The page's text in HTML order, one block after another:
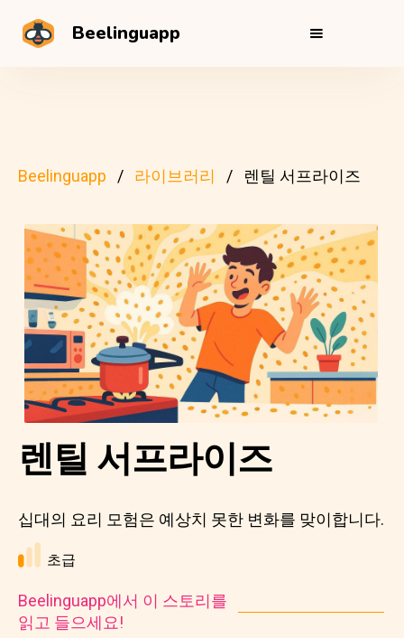
Beelinguapp
Beelinguapp 라이브러리 렌틸 서프라이즈
렌틸 서프라이즈
십대의 요리 모험은 예상치 못한 변화를 맞이합니다.
초급
Beelinguapp에서 이 스토리를
읽고 들으세요!